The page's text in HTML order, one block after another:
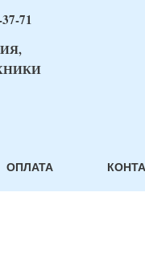
71
ОПЛАТА